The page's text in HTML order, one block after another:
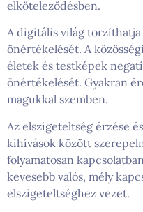
elköteleződésben.
A digitális világ torzíthatja
önértékelését. A
életek és testképek
önértékelését. Gyakran
magukkal szemben.
Az elszigeteltség érzése
kihívások között
folyamatosan
kevesebb valós, mély
elszigeteltséghez vezet.